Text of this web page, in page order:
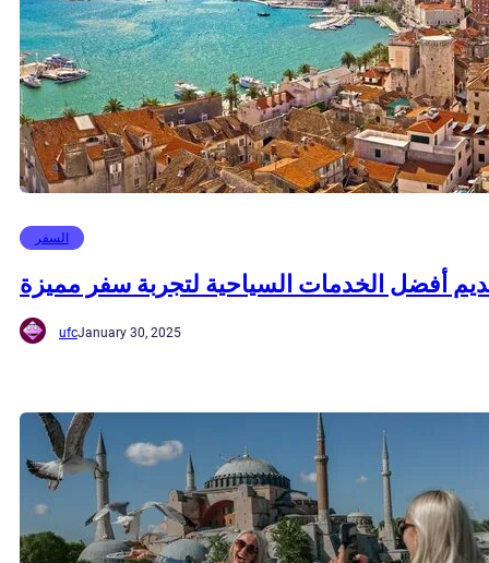
السفر
أفضل الخدمات السياحية لتجربة سفر مميزة
ufcJanuary 30, 2025